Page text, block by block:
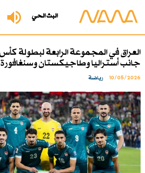
البث الحي
جانب أستراليا وطاجيكستان وسنغافورة
10/05/2026 رياضة